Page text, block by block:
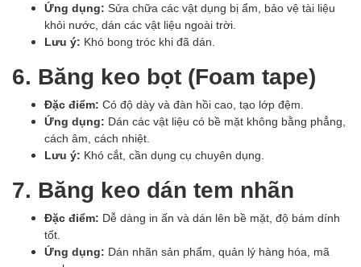
Ứng dụng: Sửa chữa các vật dụng bị ẩm, bảo vệ tài liệu
khỏi nước, dán các vật liệu ngoài trời.
Lưu ý: Khó bong tróc khi đã dán.
6. Băng keo bọt (Foam tape)
Đặc điểm: Có độ dày và đàn hồi cao, tạo lớp đệm.
Ứng dụng: Dán các vật liệu có bề mặt không bằng phẳng,
cách âm, cách nhiệt.
Lưu ý: Khó cắt, cần dụng cụ chuyên dụng.
7. Băng keo dán tem nhãn
Đặc điểm: Dễ dàng in ấn và dán lên bề mặt, độ bám dính
tốt.
Ứng dụng: Dán nhãn sản phẩm, quản lý hàng hóa, mã